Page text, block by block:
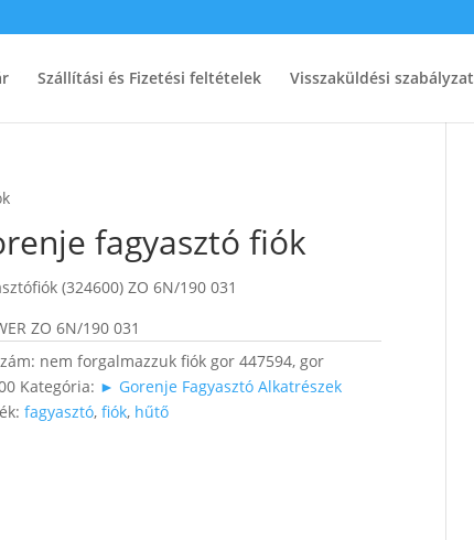
Szállítási és Fizetési feltételek Visszaküldési szabályzat
fagyasztó fiók
(324600) ZO 6N/190 031
ZO 6N/190 031
nem forgalmazzuk fiók gor 447594, gor
Kategória: ► Gorenje Fagyasztó Alkatrészek
fagyasztó,fiók, hűtő